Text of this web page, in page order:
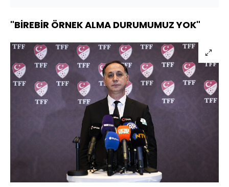
"BİREBİR ÖRNEK ALMA DURUMUMUZ YOK"